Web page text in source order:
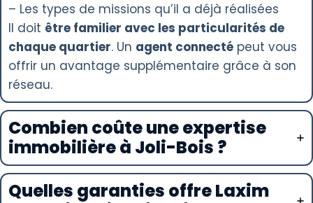
– Les types de missions qu’il a déjà réalisées
Il doit être familier avec les particularités de
chaque quartier. Un agent connecté peut vous
offrir un avantage supplémentaire grâce à son
réseau.
Combien coûte une expertise
immobilière à Joli-Bois ?
Quelles garanties offre Laxim